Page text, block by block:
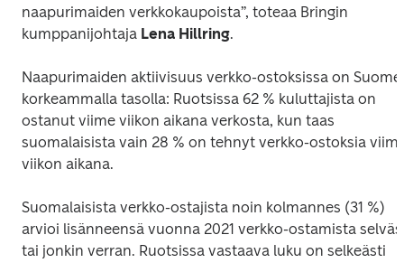
naapurimaiden verkkokaupoista”, toteaa Bringin
kumppanijohtaja Lena Hillring.
Naapurimaiden aktiivisuus verkko-ostoksissa on
korkeammalla tasolla: Ruotsissa 62 % kuluttajista on
ostanut viime viikon aikana verkosta, kun taas
suomalaisista vain 28 % on tehnyt verkko-ostoksia
viikon aikana.
Suomalaisista verkko-ostajista noin kolmannes (31 %)
arvioi lisänneensä vuonna 2021 verkko-ostamista
tai jonkin verran. Ruotsissa vastaava luku on selkeästi